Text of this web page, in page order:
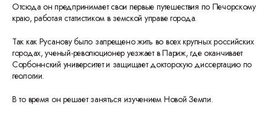
Отсюда он предпринимает свои первые путешествия по Печорскому
краю, работая статистиком в земской управе города.
Так как Русанову было запрещено жить во всех крупных российских
городах, ученый-революционер уезжает в Париж, где оканчивает
Сорбоннский университет и защищает докторскую диссертацию по
геологии.
В то время он решает заняться изучением Новой Земли.